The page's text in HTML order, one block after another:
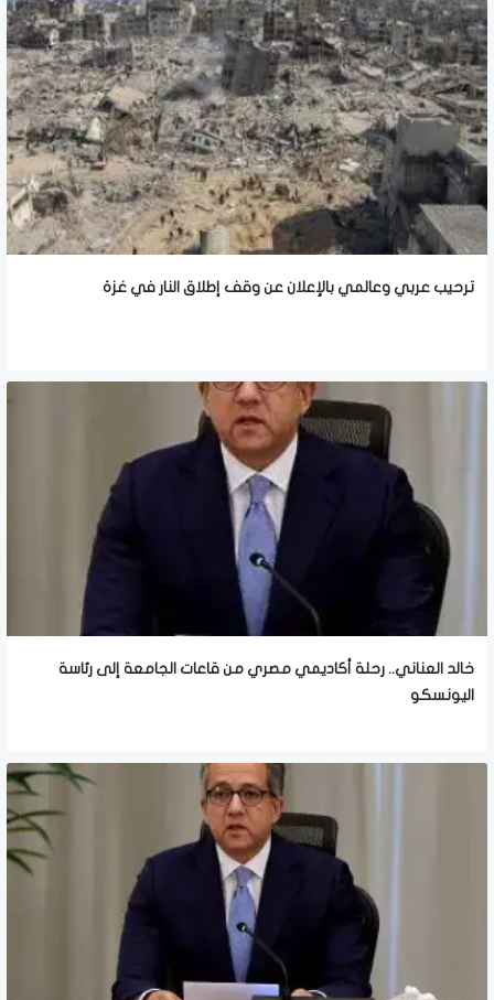
ترحيب عربي وعالمي بالإعلان عن وقف إطلاق النار في غزة
خالد العناني.. رحلة أكاديمي مصري من قاعات الجامعة إلى رئاسة
اليونسكو